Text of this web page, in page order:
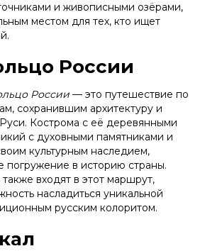
и живописными озёрами,
местом для тех, кто ищет
России
России — это путешествие по
сохранившим архитектуру и
Кострома с её деревянными
с духовными памятниками и
культурным наследием,
погружение в историю страны.
входят в этот маршрут,
насладиться уникальной
русским колоритом.